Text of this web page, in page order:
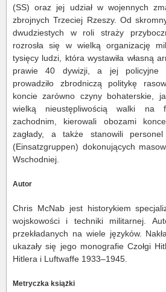
(SS) oraz jej udział w wojennych
zbrojnych Trzeciej Rzeszy. Od
dwudziestych w roli straży
rozrosła się w wielką organizację
tysięcy ludzi, która wystawiła własną
prawie 40 dywizji, a jej policyjne
prowadziło zbrodniczą politykę
koncie zarówno czyny bohaterskie,
wielką nieustępliwością walki na
zachodnim, kierowali obozami
zagłady, a także stanowili personel
(Einsatzgruppen) dokonujących
Wschodniej.
Autor
Chris McNab jest historykiem
wojskowości i techniki militarnej.
przekładanych na wiele języków.
ukazały się jego monografie Czołgi
Hitlera i Luftwaffe 1933–1945.
Metryczka książki